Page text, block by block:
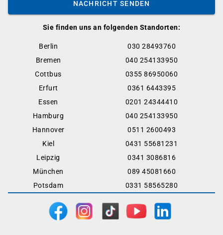
Sie finden uns an folgenden Standorten:
Berlin
030 28493760
Bremen
040 254133950
Cottbus
0355 86950060
Erfurt
0361 6443395
Essen
0201 24344410
Hamburg
040 254133950
Hannover
0511 2600493
Kiel
0431 55681231
Leipzig
0341 3086816
München
089 45081660
Potsdam
0331 58565280
NACHRICHT SENDEN